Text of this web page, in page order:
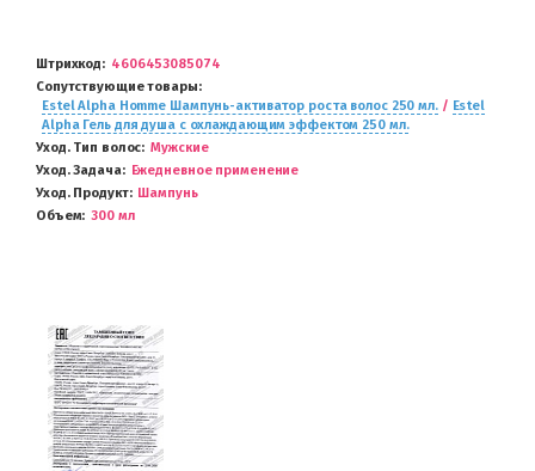
Штрихкод
4606453085074
Сопутствующие товары
Estel Alpha Homme Шампунь-активатор роста волос 250 мл./ Estel
Alpha Гель для душа с охлаждающим эффектом 250 мл.
Уход. Тип волос
Мужские
Уход. Задача
Ежедневное применение
Уход. Продукт
Шампунь
Объем
300 мл